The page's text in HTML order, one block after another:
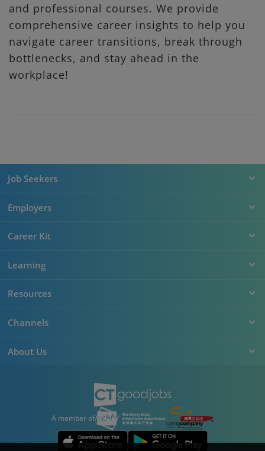
and professional courses. We provide
comprehensive career insights to help you
navigate career transitions, break through
bottlenecks, and stay ahead in the
workplace!
Job Seekers
Employers
Career Kit
Learning
Resources
Channels
About Us
A member of